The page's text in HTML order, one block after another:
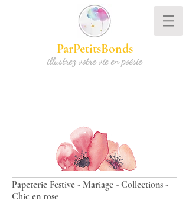
ParPetitsBonds
illustrez votre vie en poésie
Papeterie Festive - Mariage - Collections -
Chic en rose